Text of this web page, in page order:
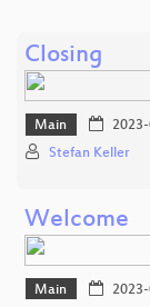
Closing
Main
Stefan Keller
Welcome
Main